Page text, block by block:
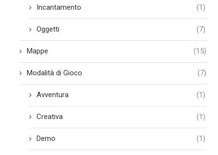
Incantamento (1)
Oggetti (7)
Mappe (15)
Modalità di Gioco (7)
Avventura (1)
Creativa (1)
Demo (1)